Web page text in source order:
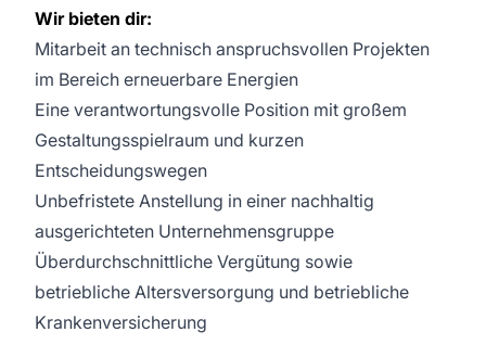
Wir bieten dir:
Mitarbeit an technisch anspruchsvollen Projekten
im Bereich erneuerbare Energien
Eine verantwortungsvolle Position mit großem
Gestaltungsspielraum und kurzen
Entscheidungswegen
Unbefristete Anstellung in einer nachhaltig
ausgerichteten Unternehmensgruppe
Überdurchschnittliche Vergütung sowie
betriebliche Altersversorgung und betriebliche
Krankenversicherung